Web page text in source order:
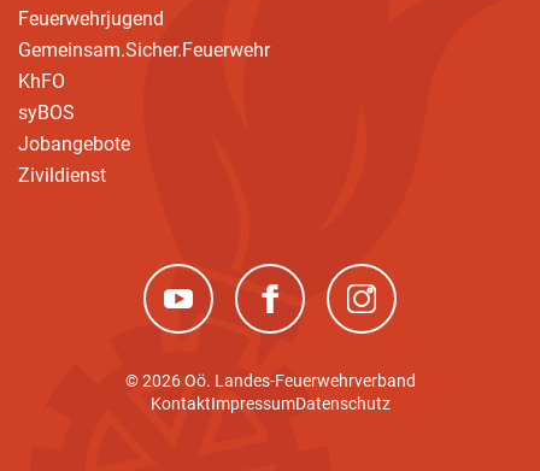
Feuerwehrjugend
Gemeinsam.Sicher.Feuerwehr
KhFO
syBOS
Jobangebote
Zivildienst
(neues Fenster)(neues Fenster)(neues Fenster)
© 2026 Oö. Landes-Feuerwehrverband
KontaktImpressumDatenschutz